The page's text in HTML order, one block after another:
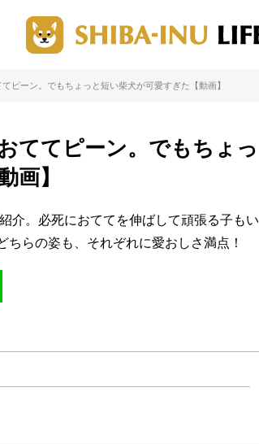
ピーン。でもちょっと短い柴犬が可愛すぎた【動画】
ててピーン。でもちょっ
画】
介。必死におててを伸ばして頑張る子もい
らの姿も、それぞれに愛おしさ満点！